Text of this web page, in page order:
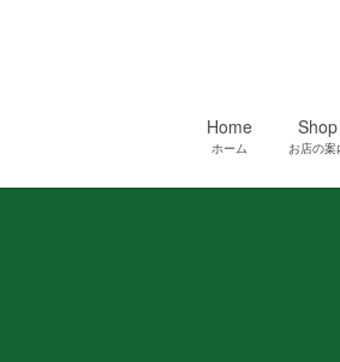
Home
ホーム
Shop
お店の案